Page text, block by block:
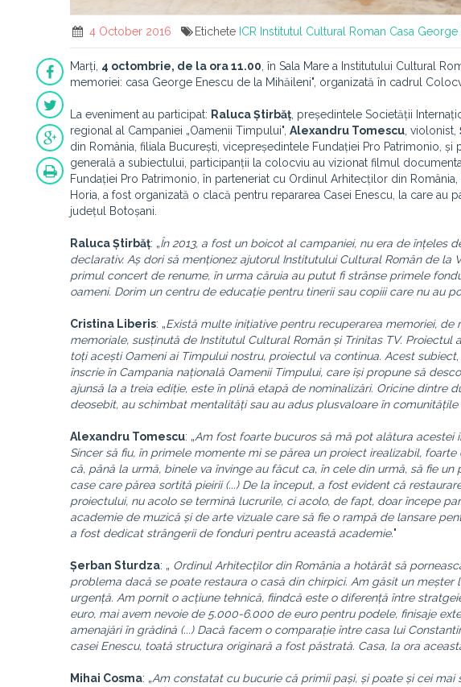
4 October 2016 Etichete ICR Institutul Cultural Roman Casa George
Marți, 4 octombrie, de la ora 11.00 , în Sala Mare a Institutului Cultural
memoriei: casa George Enescu de la Mihăileni", organizată în cadrul
La eveniment au participat: Raluca Știrbăț , președintele Societății
regional al Campaniei „Oamenii Timpului", Alexandru Tomescu , violonist,
din România, filiala București, vicepreședintele Fundației Pro Patrimonio, și
generală a subiectului, participanții la colocviu au vizionat filmul
Fundației Pro Patrimonio, în parteneriat cu Ordinul Arhitecților din
Horia, a fost organizată o clacă pentru repararea Casei Enescu, la care
județul Botoșani.
Raluca Știrbăț: „În 2013, a fost un boicot al campaniei, nu era de înțeles
declarativ. Aș dori să menționez ajutorul Institutului Cultural Român de la
primul concert de renume, în urma căruia au putut fi strânse primele
oameni. Dorim un centru de educație pentru tinerii sau copiii care nu au
Cristina Liberis: „Există multe inițiative pentru recuperarea memoriei,
memoriale, susținută de Institutul Cultural Român și Trinitas TV.
toți acești Oameni ai Timpului nostru, proiectul va continua. Acest subiect,
înscrie în Campania națională Oamenii Timpului, care își propune să
ajunsă la a treia ediție, este în plină etapă de nominalizări. Oricine dintre
deosebit, au schimbat mentalități sau au adus plusvaloare în
Alexandru Tomescu: „Am fost foarte bucuros să mă pot alătura acestei
Sincer să fiu, în primele momente mi se părea un proiect irealizabil,
că, până la urmă, binele va învinge au făcut ca, în cele din urmă, să fie
case care părea sortită pieirii (...) De la început, a fost evident că
proiectului, nu acolo se termină lucrurile, ci acolo, de fapt, doar începe
academie de muzică și de arte vizuale care să fie o rampă de lansare
a fost dedicat strângerii de fonduri pentru această academie."
Șerban Sturdza: „ Ordinul Arhitecților din România a hotărât să
problema dacă se poate restaura o casă din chirpici. Am găsit un
urgență. Am pornit o acțiune tehnică, fiindcă este o diferență între
euro, mai avem nevoie de 5.000-6.000 de euro pentru podele, finisaje
amenajări în grădină (...) Dacă facem o comparație între casa lui
casei Enescu, toată structura originară a fost păstrată. Casa, la ora
Mihai Cosma: „Am constatat cu bucurie că primii pași, și poate și cei